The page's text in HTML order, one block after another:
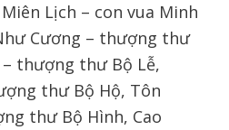
Lịch – con vua Minh
Cương – thượng thư
thượng thư Bộ Lễ,
thư Bộ Hộ, Tôn
thư Bộ Hình, Cao